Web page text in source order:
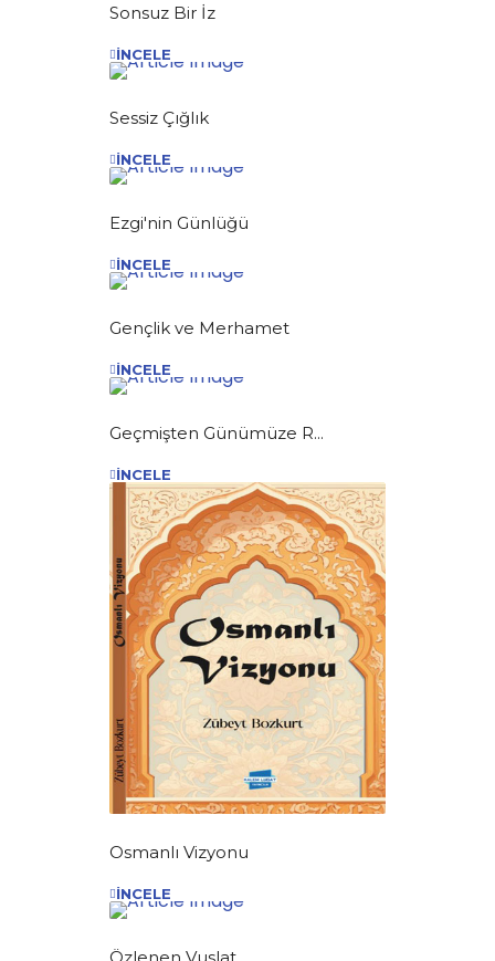
Sonsuz Bir İz
İNCELE
Sessiz Çığlık
İNCELE
Ezgi'nin Günlüğü
İNCELE
Gençlik ve Merhamet
İNCELE
Geçmişten Günümüze R...
İNCELE
Osmanlı Vizyonu
İNCELE